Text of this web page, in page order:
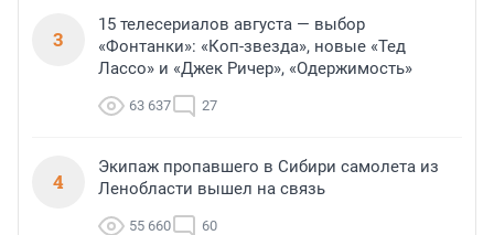
3
15 телесериалов августа — выбор
«Фонтанки»: «Коп-звезда», новые «Тед
Лассо» и «Джек Ричер», «Одержимость»
63 637 27
4
Экипаж пропавшего в Сибири самолета из
Ленобласти вышел на связь
55 660 60